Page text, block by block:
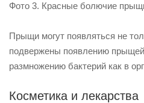
Фото 3. Красные болючие
Прыщи могут появляться не
подвержены появлению
размножению бактерий как в
Косметика и лекарства